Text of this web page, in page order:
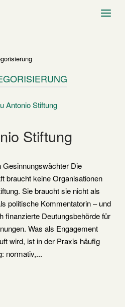
Menu
Stiftung
Die
braucht keine Organisationen
Sie braucht sie nicht als
politische Kommentatorin – und
finanzierte Deutungsbehörde für
Was als Engagement
wird, ist in der Praxis häufig
normativ,...